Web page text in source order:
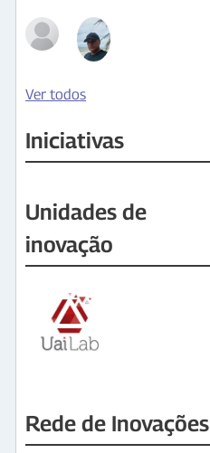
Ver todos
Iniciativas
Unidades de
inovação
Rede de Inovações